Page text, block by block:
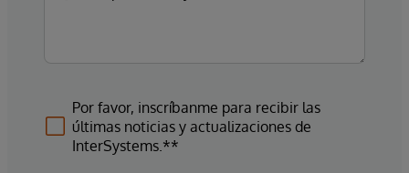
Por favor, inscríbanme para recibir las
últimas noticias y actualizaciones de
InterSystems.**